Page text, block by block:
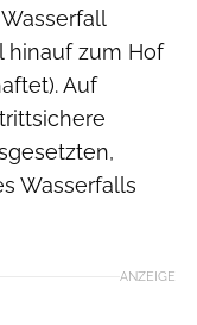
hinauf zum Hof
Auf
Wasserfalls
ANZEIGE